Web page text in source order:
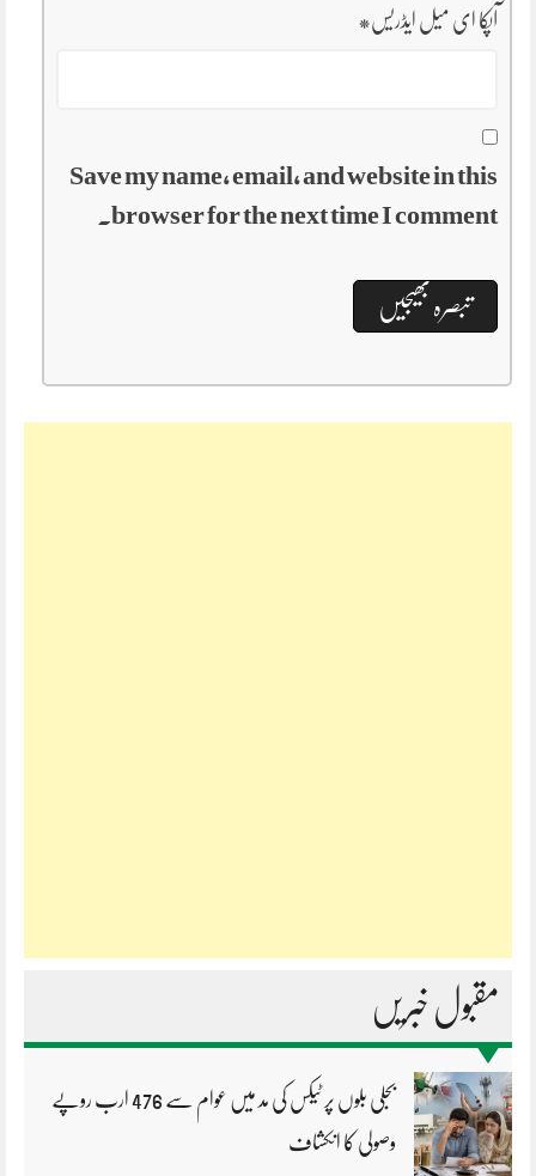
آپکا ای میل ایڈریس*
Save my name, email, and website in this
browser for the next time I comment.
مقبول خبریں
بجلی بلوں پر ٹیکس کی مد میں عوام سے 476 ارب روپے
وصولی کا انکشاف